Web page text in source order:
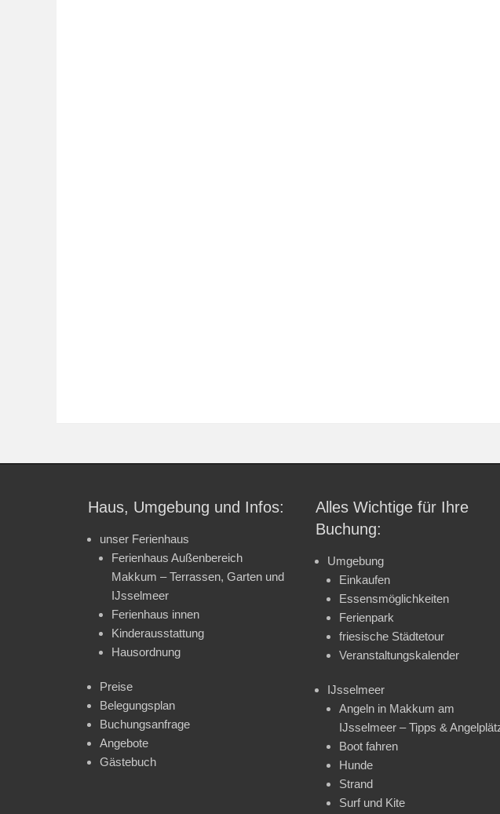
Haus, Umgebung und Infos:
unser Ferienhaus
Ferienhaus Außenbereich
Makkum – Terrassen, Garten und
IJsselmeer
Ferienhaus innen
Kinderausstattung
Hausordnung
Preise
Belegungsplan
Buchungsanfrage
Angebote
Gästebuch
Alles Wichtige für Ihre
Buchung:
Umgebung
Einkaufen
Essensmöglichkeiten
Ferienpark
friesische Städtetour
Veranstaltungskalender
IJsselmeer
Angeln in Makkum am
IJsselmeer – Tipps &
Boot fahren
Hunde
Strand
Surf und Kite